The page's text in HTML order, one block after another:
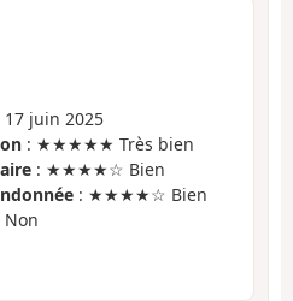
17 juin 2025
: ★★★★★ Très bien
: ★★★★☆ Bien
: ★★★★☆ Bien
Non